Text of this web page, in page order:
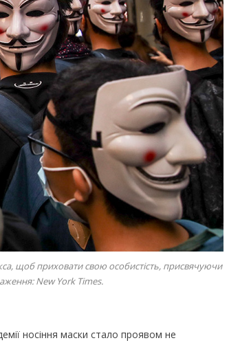
щоб приховати свою особистість, присвячуючи
New York Times.
носіння маски стало проявом не